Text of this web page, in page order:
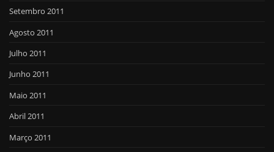
Setembro 2011
Agosto 2011
Julho 2011
Junho 2011
Maio 2011
Abril 2011
Março 2011